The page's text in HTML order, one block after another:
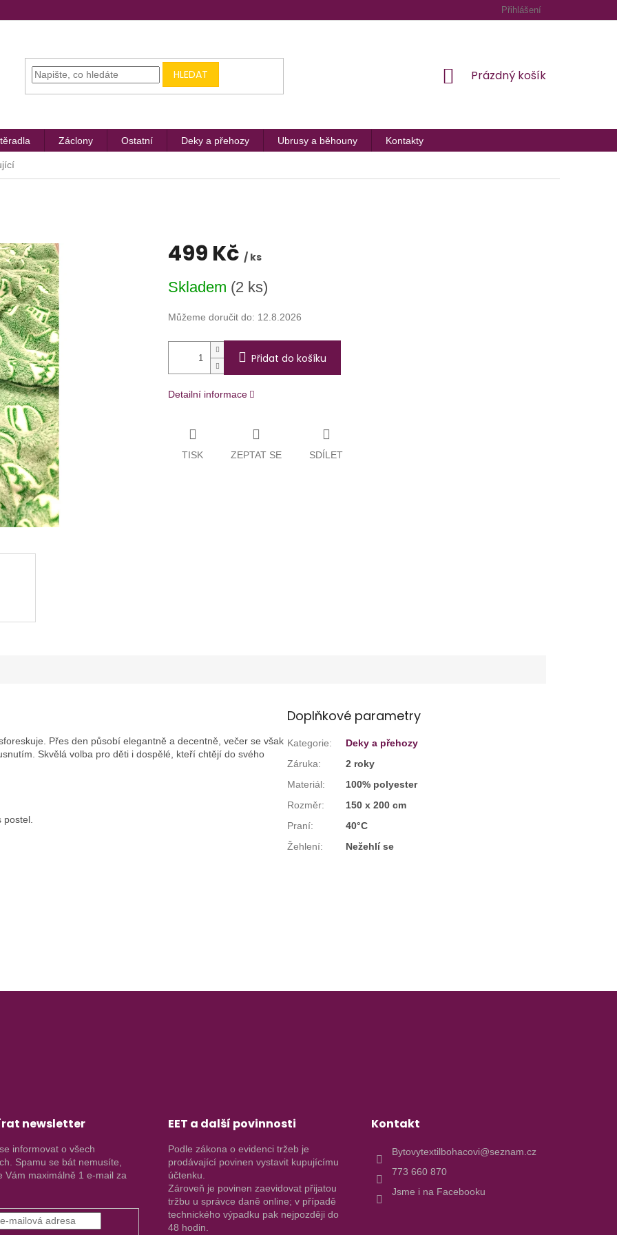
Přihlášení
HLEDAT
NÁKUPNÍ
Prázdný košík
Záclony Ostatní Deky a přehozy Ubrusy a běhouny Kontakty
499 Kč / ks
cena:
Skladem (2 ks)
Můžeme doručit do: 12.8.2026
Přidat do košíku
Detailní informace
TISK ZEPTAT SE SDÍLET
Přes den působí elegantně a decentně, večer se však
Skvělá volba pro děti i dospělé, kteří chtějí do svého
Doplňkové parametry
Kategorie:
Deky a přehozy
Záruka:
2 roky
Materiál:
100% polyester
Rozměr:
150 x 200 cm
Praní:
40°C
Žehlení: Nežehlí se
newsletter
informovat o všech
Spamu se bát nemusíte,
Vám maximálně 1 e-mail za
EET a další povinnosti
Podle zákona o evidenci tržeb je
prodávající povinen vystavit kupujícímu
účtenku.
Zároveň je povinen zaevidovat přijatou
tržbu u správce daně online; v případě
technického výpadku pak nejpozději do
48 hodin.
Kontakt
Bytovytextilbohacovi@seznam.cz
773 660 870
Jsme i na Facebooku